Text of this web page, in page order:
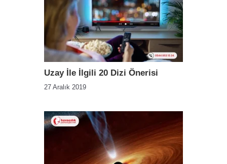
Uzay İle İlgili 20 Dizi Önerisi
27 Aralık 2019